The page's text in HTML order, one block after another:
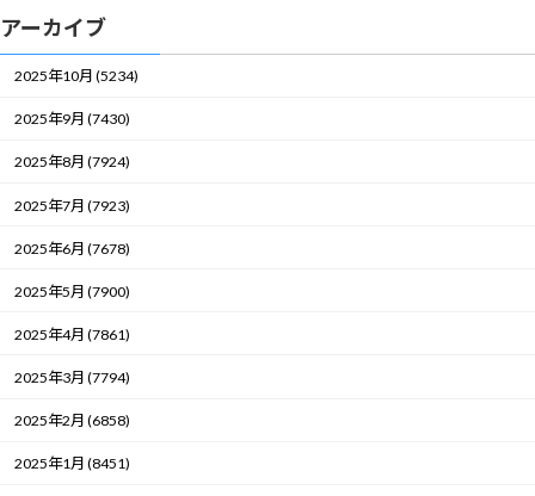
アーカイブ
2025年10月 (5234)
2025年9月 (7430)
2025年8月 (7924)
2025年7月 (7923)
2025年6月 (7678)
2025年5月 (7900)
2025年4月 (7861)
2025年3月 (7794)
2025年2月 (6858)
2025年1月 (8451)